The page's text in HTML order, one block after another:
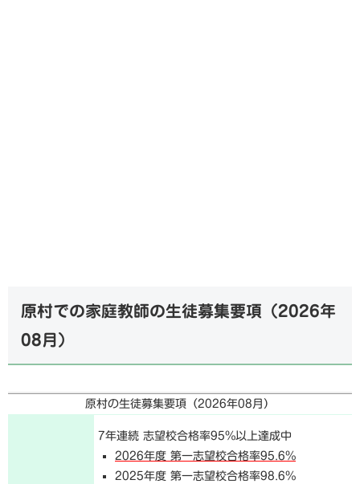
原村での家庭教師の生徒募集要項（2026年
08月 ）
原村の生徒募集要項（2026年08月 ）
7年連続 志望校合格率95%以上達成中
2026年度 第一志望校合格率95.6%
2025年度 第一志望校合格率98.6%